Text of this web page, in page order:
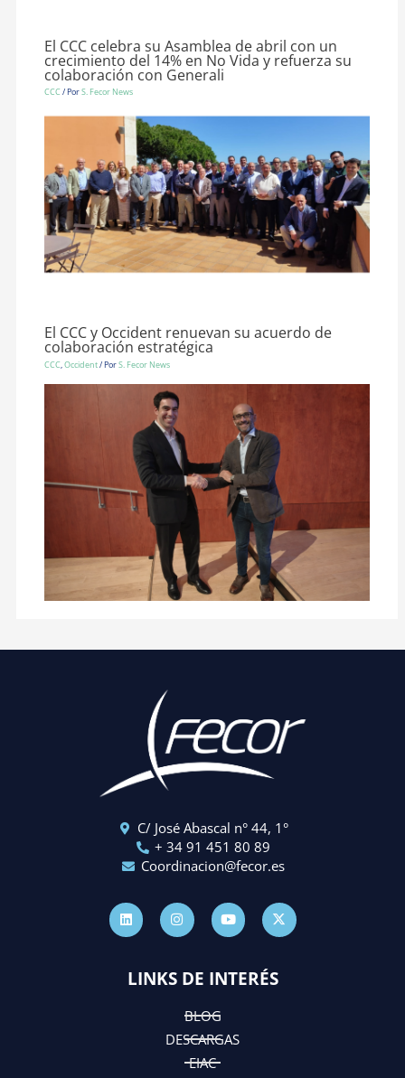
El CCC celebra su Asamblea de abril con un
crecimiento del 14% en No Vida y refuerza su
colaboración con Generali
CCC/ PorS. Fecor News
El CCC y Occident renuevan su acuerdo de
colaboración estratégica
CCC,Occident/ PorS. Fecor News
C/ José Abascal n° 44, 1°
+ 34 91 451 80 89
Coordinacion@fecor.es
L
i
n
k
I
n
s
t
r
m
Y
o
u
t
e
X
-
t
w
t
LINKS DE INTERÉS
BLOG
DESCARGAS
EIAC